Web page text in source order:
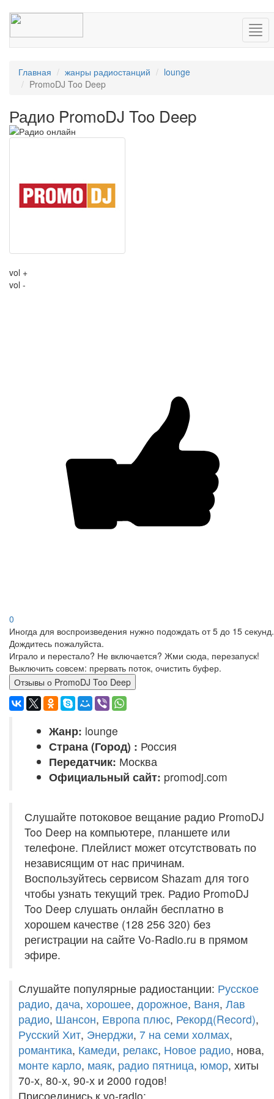
Главная жанры радиостанций
lounge
PromoDJ Too Deep
Радио PromoDJ Too Deep
vol +
vol -
0
Иногда для воспроизведения нужно подождать от 5 до 15 секунд.
Дождитесь пожалуйста.
Играло и перестало? Не включается? Жми сюда, перезапуск!
Выключить совсем: прервать поток, очистить буфер.
Отзывы о PromoDJ Too Deep
Жанр: lounge
Страна (Город) : Россия
Передатчик: Москва
Официальный сайт: promodj.com
Слушайте потоковое вещание радио PromoDJ
Too Deep на компьютере, планшете или
телефоне. Плейлист может отсутствовать по
независящим от нас причинам.
Воспользуйтесь сервисом Shazam для того
чтобы узнать текущий трек. Радио PromoDJ
Too Deep слушать онлайн бесплатно в
хорошем качестве (128 256 320) без
регистрации на сайте Vo-Radio.ru в прямом
эфире.
Слушайте популярные радиостанции: Русское
радио, дача, хорошее, дорожное, Ваня, Лав
радио, Шансон, Европа плюс, Рекорд(Record),
Русский Хит, Энерджи, 7 на семи холмах,
романтика, Камеди, релакс, Новое радио, нова,
монте карло, маяк, радио пятница, юмор, хиты
70-х, 80-х, 90-х и 2000 годов!
Присоединись к vo-radio: